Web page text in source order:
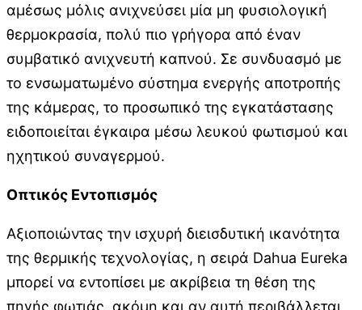
αμέσως μόλις ανιχνεύσει μία μη φυσιολογική
θερμοκρασία, πολύ πιο γρήγορα από έναν
συμβατικό ανιχνευτή καπνού. Σε συνδυασμό με
το ενσωματωμένο σύστημα ενεργής αποτροπής
της κάμερας, το προσωπικό της εγκατάστασης
ειδοποιείται έγκαιρα μέσω λευκού φωτισμού και
ηχητικού συναγερμού.
Οπτικός Εντοπισμός
Αξιοποιώντας την ισχυρή διεισδυτική ικανότητα
της θερμικής τεχνολογίας, η σειρά Dahua Eureka
μπορεί να εντοπίσει με ακρίβεια τη θέση της
πηγής φωτιάς, ακόμη και αν αυτή περιβάλλεται